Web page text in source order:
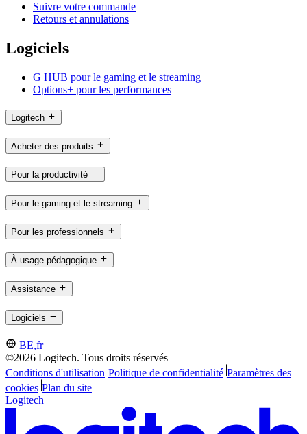
Suivre votre commande
Retours et annulations
Logiciels
G HUB pour le gaming et le streaming
Options+ pour les performances
Logitech
Acheter des produits
Pour la productivité
Pour le gaming et le streaming
Pour les professionnels
À usage pédagogique
Assistance
Logiciels
BE,fr
©2026 Logitech. Tous droits réservés
Conditions d'utilisation Politique de confidentialité Paramètres des
cookies Plan du site
Logitech